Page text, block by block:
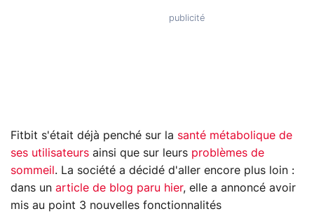
Fitbit s'était déjà penché sur la santé métabolique de
ses utilisateurs ainsi que sur leurs problèmes de
sommeil . La société a décidé d'aller encore plus loin :
dans un article de blog paru hier, elle a annoncé avoir
mis au point 3 nouvelles fonctionnalités